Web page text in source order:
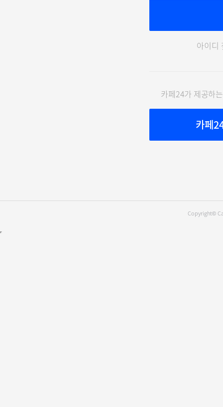
아이디
카페24가 제공하
카페
Copyright©